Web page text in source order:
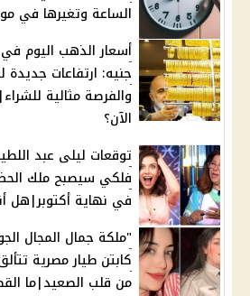
الساعة وتغيرها في
والفرصة مثالية
الآن؟
توقعات ليلى عبد
فلكي سيصبح ملك
في نهاية أكتوبر|هل
"ملكة جمال المجال
كابتن طيار مصرية
من قلب الصعيد|ما